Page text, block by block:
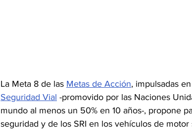
La Meta 8 de las Metas de Acción, impulsadas
Seguridad Vial -promovido por las Naciones
mundo al menos un 50% en 10 años-, propone
seguridad y de los SRI en los vehículos de motor